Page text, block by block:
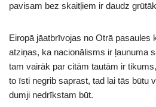
pavisam bez skaitļiem ir daudz
Eiropā jāatbrīvojas no Otrā pasaules
atziņas, ka nacionālisms ir ļaunuma
tam vairāk par citām tautām ir
to īsti negrib saprast, tad lai tās būtu
dumji nedrīkstam būt.